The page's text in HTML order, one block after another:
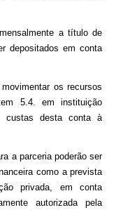
a título de
depositados em conta
os recursos
5.4. em instituição
custas desta conta à
a parceria poderão ser
como a prevista
privada, em conta
autorizada pela